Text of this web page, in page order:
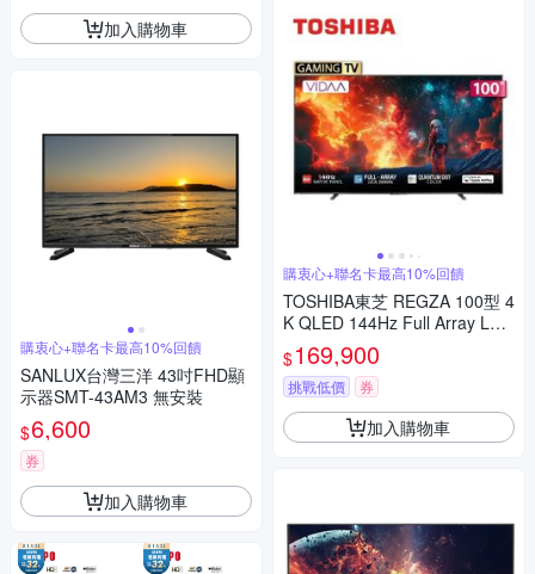
加入購物車
購衷心+聯名卡最高10%回饋
SANLUX台灣三洋 43吋FHD顯
示器SMT-43AM3 無安裝
$6,600
券
加入購物車
購衷心+聯名卡最高10%回饋
TOSHIBA東芝 REGZA 100型 4
K QLED 144Hz Full Array LED
AirPlay2 智慧顯示器 100Z670
NP
$169,900
挑戰低價 券
加入購物車